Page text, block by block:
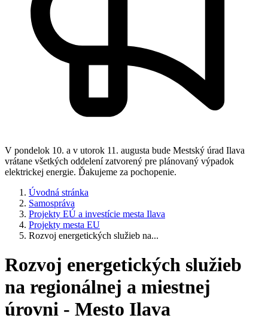
V pondelok 10. a v utorok 11. augusta bude Mestský úrad Ilava
vrátane všetkých oddelení zatvorený pre plánovaný výpadok
elektrickej energie. Ďakujeme za pochopenie.
Úvodná stránka
Samospráva
Projekty EÚ a investície mesta Ilava
Projekty mesta EU
Rozvoj energetických služieb na...
Rozvoj energetických služieb
na regionálnej a miestnej
úrovni - Mesto Ilava